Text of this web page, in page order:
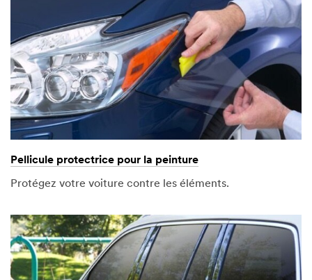
Pellicule protectrice pour la peinture
Protégez votre voiture contre les éléments.